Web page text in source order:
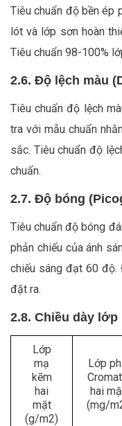
Tiêu chuẩn độ bền ép
lót và lớp sơn hoàn
Tiêu chuẩn 98-100%
2.6. Độ lệch màu
Tiêu chuẩn độ lệch
tra với mẫu chuẩn
sắc. Tiêu chuẩn độ
chuẩn.
2.7. Độ bóng
Tiêu chuẩn độ bóng
phản chiếu của ánh
chiếu sáng đạt 60
đặt ra.
2.8. Chiều dày
Lớp
mạ
kẽm
hai
mặt
(g/m2)
Lớp
hai
(mg/